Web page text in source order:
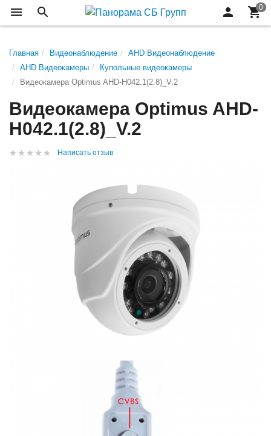
Главная Видеонаблюдение
AHD Видеонаблюдение
AHD Видеокамеры
Купольные видеокамеры
Видеокамера Optimus AHD-H042.1(2.8)_V.2
Видеокамера Optimus AHD-
H042.1(2.8)_V.2
Написать отзыв